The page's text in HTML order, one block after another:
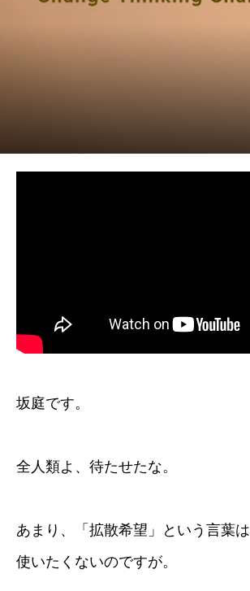
坂庭です。
全人類よ、待たせたな。
あまり、「拡散希望」という言葉は
使いたくないのですが。